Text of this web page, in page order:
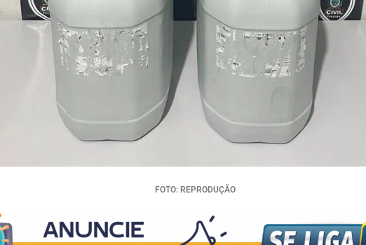
FOTO: REPRODUÇÃO